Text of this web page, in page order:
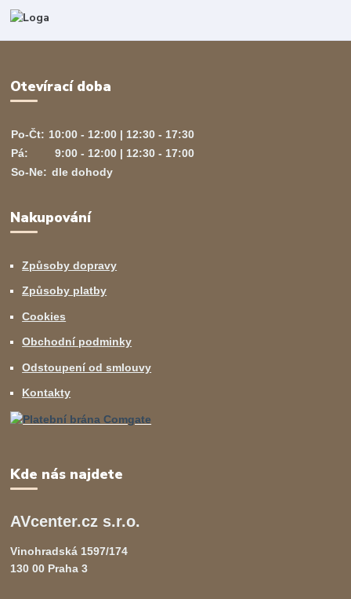
Otevírací doba
Po-Čt: 10:00 - 12:00 | 12:30 - 17:30
Pá:
9:00 - 12:00 | 12:30 - 17:00
So-Ne: dle dohody
Nakupování
Způsoby dopravy
Způsoby platby
Cookies
Obchodní podminky
Odstoupení od smlouvy
Kontakty
Kde nás najdete
AVcenter.cz s.r.o.
Vinohradská 1597/174
130 00 Praha 3